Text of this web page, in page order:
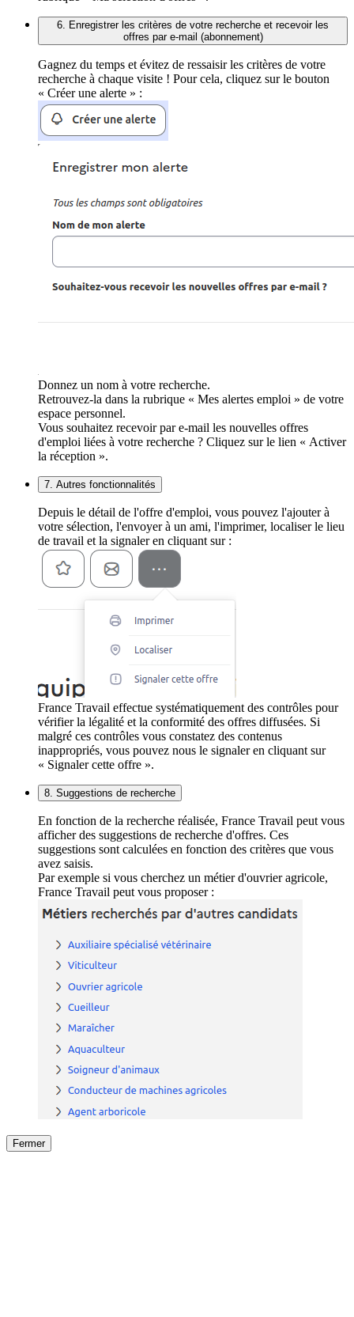
6. Enregistrer les critères de votre recherche et recevoir les
offres par e-mail (abonnement)
Gagnez du temps et évitez de ressaisir les critères de votre
recherche à chaque visite ! Pour cela, cliquez sur le bouton
« Créer une alerte » :
Donnez un nom à votre recherche.
Retrouvez-la dans la rubrique « Mes alertes emploi » de votre
espace personnel.
Vous souhaitez recevoir par e-mail les nouvelles offres
d'emploi liées à votre recherche ? Cliquez sur le lien « Activer
la réception ».
7. Autres fonctionnalités
Depuis le détail de l'offre d'emploi, vous pouvez l'ajouter à
votre sélection, l'envoyer à un ami, l'imprimer, localiser le lieu
de travail et la signaler en cliquant sur :
France Travail effectue systématiquement des contrôles pour
vérifier la légalité et la conformité des offres diffusées. Si
malgré ces contrôles vous constatez des contenus
inappropriés, vous pouvez nous le signaler en cliquant sur
« Signaler cette offre ».
8. Suggestions de recherche
En fonction de la recherche réalisée, France Travail peut vous
afficher des suggestions de recherche d'offres. Ces
suggestions sont calculées en fonction des critères que vous
avez saisis.
Par exemple si vous cherchez un métier d'ouvrier agricole,
France Travail peut vous proposer :
Fermer